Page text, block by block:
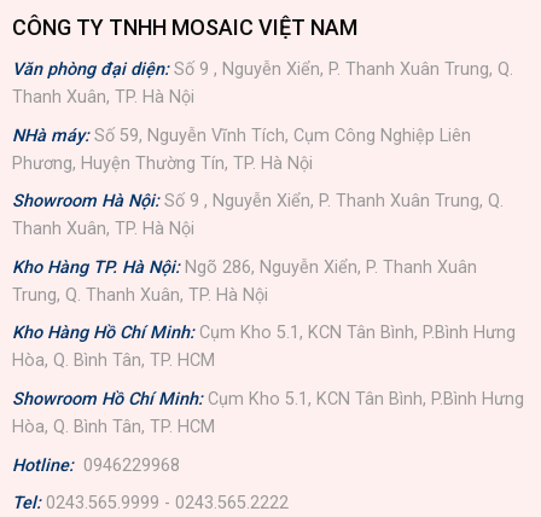
CÔNG TY TNHH MOSAIC VIỆT NAM
Văn phòng đại diện:Số 9 , Nguyễn Xiển, P. Thanh Xuân Trung, Q.
Thanh Xuân, TP. Hà Nội
NHà máy: Số 59, Nguyễn Vĩnh Tích, Cụm Công Nghiệp Liên
Phương, Huyện Thường Tín, TP. Hà Nội
Showroom Hà Nội: Số 9 , Nguyễn Xiển, P. Thanh Xuân Trung, Q.
Thanh Xuân, TP. Hà Nội
Kho Hàng TP. Hà Nội: Ngõ 286, Nguyễn Xiển, P. Thanh Xuân
Trung, Q. Thanh Xuân, TP. Hà Nội
Kho Hàng Hồ Chí Minh: Cụm Kho 5.1, KCN Tân Bình, P.Bình Hưng
Hòa, Q. Bình Tân, TP. HCM
Showroom Hồ Chí Minh: Cụm Kho 5.1, KCN Tân Bình, P.Bình Hưng
Hòa, Q. Bình Tân, TP. HCM
Hotline: 0946229968
Tel: 0243.565.9999 - 0243.565.2222